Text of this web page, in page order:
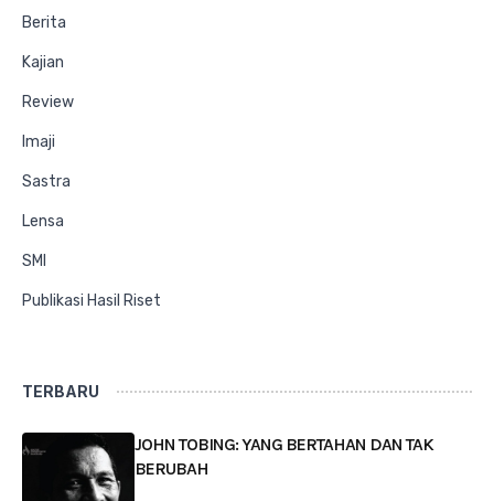
Berita
Kajian
Review
Imaji
Sastra
Lensa
SMI
Publikasi Hasil Riset
TERBARU
JOHN TOBING: YANG BERTAHAN DAN TAK
BERUBAH